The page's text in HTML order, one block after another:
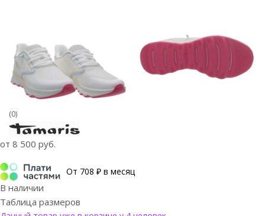
(0)
от 8 500 руб.
От 708 ₽ в месяц
В наличии
Таблица размеров